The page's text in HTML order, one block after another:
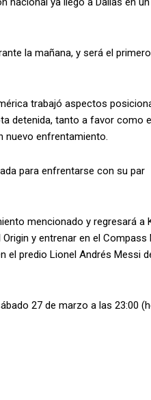
la mañana, y será el
trabajó aspectos
detenida, tanto a favor como
nuevo enfrentamiento.
para enfrentarse con su par
mencionado y regresará a
y entrenar en el Compass
el predio Lionel Andrés Messi
27 de marzo a las 23:00